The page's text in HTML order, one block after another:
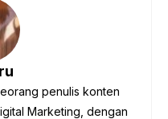
penulis konten
Marketing, dengan